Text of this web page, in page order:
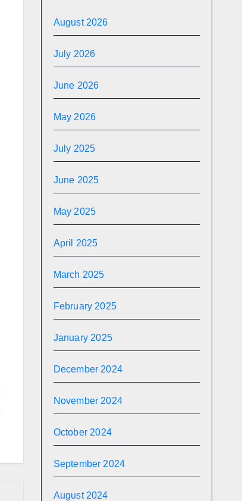
August 2026
July 2026
June 2026
May 2026
July 2025
June 2025
May 2025
April 2025
March 2025
February 2025
January 2025
December 2024
November 2024
October 2024
September 2024
August 2024